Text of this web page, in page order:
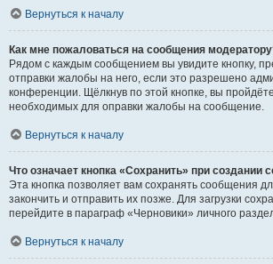
Вернуться к началу
Как мне пожаловаться на сообщения
Рядом с каждым сообщением вы увидите кнопку,
отправки жалобы на него, если это разрешено
конференции. Щёлкнув по этой кнопке, вы
необходимых для оправки жалобы на сообщение.
Вернуться к началу
Что означает кнопка «Сохранить» при создании
Эта кнопка позволяет вам сохранять сообщения
закончить и отправить их позже. Для загрузки
перейдите в параграф «Черновики» личного
Вернуться к началу